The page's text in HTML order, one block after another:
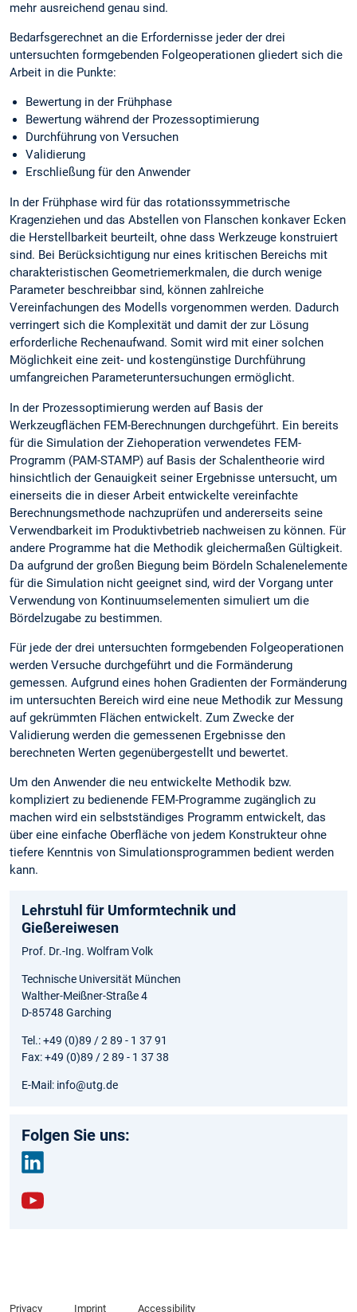
mehr ausreichend genau sind.
Bedarfsgerechnet an die Erfordernisse jeder der drei
untersuchten formgebenden Folgeoperationen gliedert sich die
Arbeit in die Punkte:
Bewertung in der Frühphase
Bewertung während der Prozessoptimierung
Durchführung von Versuchen
Validierung
Erschließung für den Anwender
In der Frühphase wird für das rotationssymmetrische
Kragenziehen und das Abstellen von Flanschen konkaver Ecken
die Herstellbarkeit beurteilt, ohne dass Werkzeuge konstruiert
sind. Bei Berücksichtigung nur eines kritischen Bereichs mit
charakteristischen Geometriemerkmalen, die durch wenige
Parameter beschreibbar sind, können zahlreiche
Vereinfachungen des Modells vorgenommen werden. Dadurch
verringert sich die Komplexität und damit der zur Lösung
erforderliche Rechenaufwand. Somit wird mit einer solchen
Möglichkeit eine zeit- und kostengünstige Durchführung
umfangreichen Parameteruntersuchungen ermöglicht.
In der Prozessoptimierung werden auf Basis der
Werkzeugflächen FEM-Berechnungen durchgeführt. Ein bereits
für die Simulation der Ziehoperation verwendetes FEM-
Programm (PAM-STAMP) auf Basis der Schalentheorie wird
hinsichtlich der Genauigkeit seiner Ergebnisse untersucht, um
einerseits die in dieser Arbeit entwickelte vereinfachte
Berechnungsmethode nachzuprüfen und andererseits seine
Verwendbarkeit im Produktivbetrieb nachweisen zu können. Für
andere Programme hat die Methodik gleichermaßen Gültigkeit.
Da aufgrund der großen Biegung beim Bördeln Schalenelemente
für die Simulation nicht geeignet sind, wird der Vorgang unter
Verwendung von Kontinuumselementen simuliert um die
Bördelzugabe zu bestimmen.
Für jede der drei untersuchten formgebenden Folgeoperationen
werden Versuche durchgeführt und die Formänderung
gemessen. Aufgrund eines hohen Gradienten der Formänderung
im untersuchten Bereich wird eine neue Methodik zur Messung
auf gekrümmten Flächen entwickelt. Zum Zwecke der
Validierung werden die gemessenen Ergebnisse den
berechneten Werten gegenübergestellt und bewertet.
Um den Anwender die neu entwickelte Methodik bzw.
kompliziert zu bedienende FEM-Programme zugänglich zu
machen wird ein selbstständiges Programm entwickelt, das
über eine einfache Oberfläche von jedem Konstrukteur ohne
tiefere Kenntnis von Simulationsprogrammen bedient werden
kann.
Lehrstuhl für Umformtechnik und
Gießereiwesen
Prof. Dr.-Ing. Wolfram Volk
Technische Universität München
Walther-Meißner-Straße 4
D-85748 Garching
Tel.: +49 (0)89 / 2 89 - 1 37 91
Fax: +49 (0)89 / 2 89 - 1 37 38
E-Mail: info@utg.de
Folgen Sie uns:
edin
Privacy Imprint Accessibility